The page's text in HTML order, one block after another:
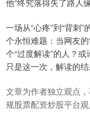
他“终究落得失了路人
一场从“心疼”到“背刺
个永恒难题：当网友
个“过度解读”的人？
只是这一次，解读的
文章为作者独立观点
规股票配资炒股平台